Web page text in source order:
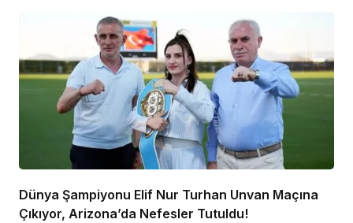
Dünya Şampiyonu Elif Nur Turhan Unvan Maçına
Çıkıyor, Arizona’da Nefesler Tutuldu!